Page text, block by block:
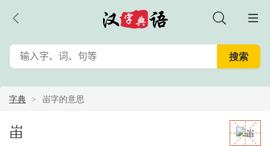
字典 峀字的意思
峀